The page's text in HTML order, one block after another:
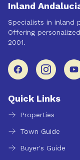
Inland
Specialists in inland
Offering
2001.
Quick Links
Properties
Town Guide
Buyer's Guide